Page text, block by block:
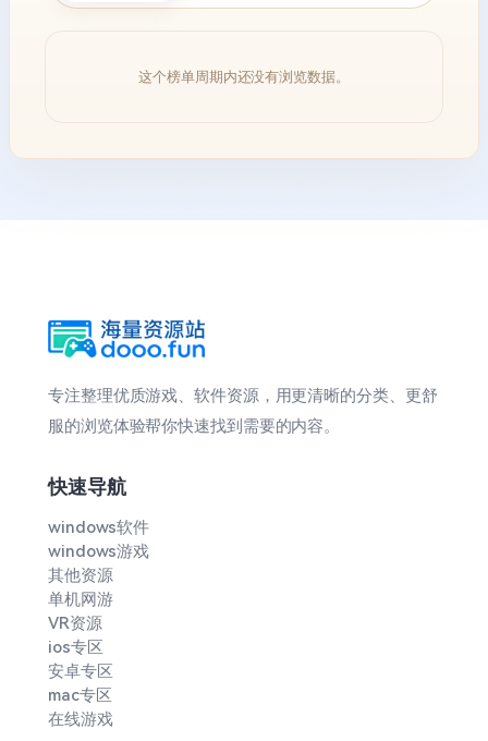
这个榜单周期内还没有浏览数据。
专注整理优质游戏、软件资源，用更清晰的分类、更舒
服的浏览体验帮你快速找到需要的内容。
快速导航
windows软件
windows游戏
其他资源
单机网游
VR资源
ios专区
安卓专区
mac专区
在线游戏